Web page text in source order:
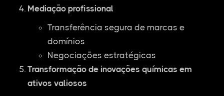
Mediação profissional
Transferência segura de marcas e
domínios
Negociações estratégicas
Transformação de inovações químicas em
ativos valiosos